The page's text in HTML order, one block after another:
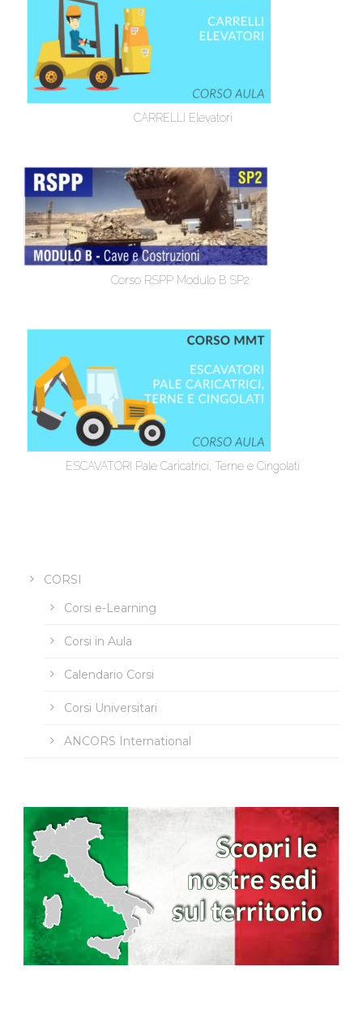
CARRELLI Elevatori
Corso RSPP Modulo B SP2
ESCAVATORI Pale Caricatrici, Terne e Cingolati
CORSI
Corsi e-Learning
Corsi in Aula
Calendario Corsi
Corsi Universitari
ANCORS International